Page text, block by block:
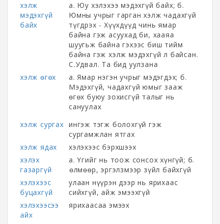
хэлж
мэдэхгүй
байх
а. Юу хэлэхээ мэдэхгүй байх; б.
Юмны учрыг гарган хэлж чадахгүй
түгдрэх - Хүүхдүүд чинь ямар
байна гэж асуухад би, хааяа
шуугьж байна гэхээс биш тийм
байна гэж хэлж мэдэхгүй л байсан.
С.Удвал. Та бид уулзана
хэлж өгөх
а. Ямар нэгэн учрыг мэдэгдэх; б.
Мэдэхгүй, чадахгүй юмыг зааж
өгөх буюу зохисгүй талыг нь
сануулах
хэлж сургах ингэж тэгж болохгүй гэж
сургамжлан ятгах
хэлж ядах
хэлэхээс бэрхшээх
хэлэх
газаргүй
а. Үгийг нь тоож сонсох хүнгүй; б.
Өөлмөөр, эргэлзмээр зүйл байхгүй
хэлэхээс
буцахгүй
улаан нүүрэн дээр нь ярихаас
сийхгүй, айж эмээхгүй
хэлэхээсээ
айх
ярихаасаа эмээх